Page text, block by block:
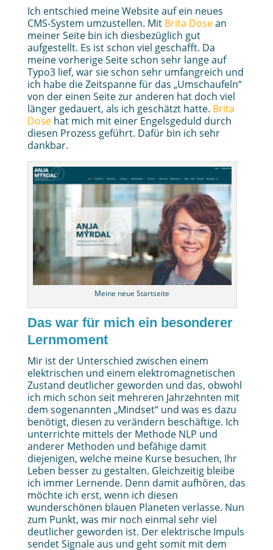
Ich entschied meine Website auf ein neues
CMS-System umzustellen. Mit Brita Dosean
meiner Seite bin ich diesbezüglich gut
aufgestellt. Es ist schon viel geschafft. Da
meine vorherige Seite schon sehr lange auf
Typo3 lief, war sie schon sehr umfangreich und
ich habe die Zeitspanne für das „Umschaufeln“
von der einen Seite zur anderen hat doch viel
länger gedauert, als ich geschätzt hatte. Brita
Dosehat mich mit einer Engelsgeduld durch
diesen Prozess geführt. Dafür bin ich sehr
dankbar.
Meine neue Startseite
Das war für mich ein besonderer
Lernmoment
Mir ist der Unterschied zwischen einem
elektrischen und einem elektromagnetischen
Zustand deutlicher geworden und das, obwohl
ich mich schon seit mehreren Jahrzehnten mit
dem sogenannten „Mindset“ und was es dazu
benötigt, diesen zu verändern beschäftige. Ich
unterrichte mittels der Methode NLP und
anderer Methoden und befähige damit
diejenigen, welche meine Kurse besuchen, Ihr
Leben besser zu gestalten. Gleichzeitig bleibe
ich immer Lernende. Denn damit aufhören, das
möchte ich erst, wenn ich diesen
wunderschönen blauen Planeten verlasse. Nun
zum Punkt, was mir noch einmal sehr viel
deutlicher geworden ist. Der elektrische Impuls
sendet Signale aus und geht somit mit dem